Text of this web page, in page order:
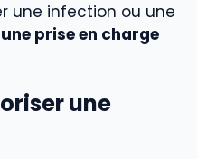
une infection ou une
prise en charge
une